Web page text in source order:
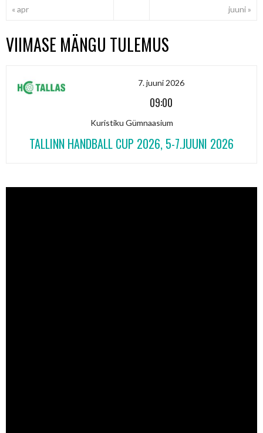
« apr juuni »
VIIMASE MÄNGU TULEMUS
7. juuni 2026
09:00
Kuristiku Gümnaasium
TALLINN HANDBALL CUP 2026, 5-7.JUUNI 2026